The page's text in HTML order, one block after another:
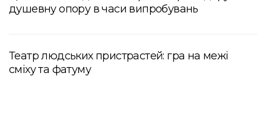
душевну опору в часи випробувань
Театр людських пристрастей: гра на межі
сміху та фатуму